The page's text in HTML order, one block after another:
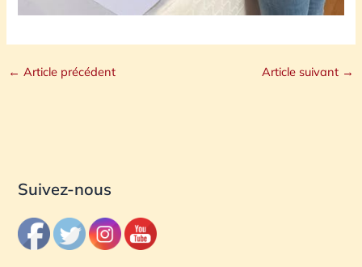
← Article précédent Article suivant →
Suivez-nous